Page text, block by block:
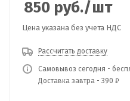
850 руб./шт
Цена указана без учета НДС
Рассчитать доставку
Самовывоз сегодня -
Доставка завтра - 390 ₽